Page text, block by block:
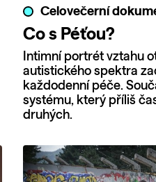
Celovečerní
Co s Péťou?
Intimní portrét vztahu
autistického spektra
každodenní péče.
systému, který příliš
druhých.